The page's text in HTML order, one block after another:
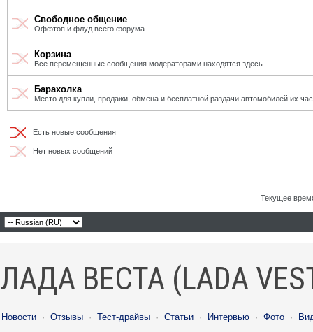
Свободное общение
Оффтоп и флуд всего форума.
Корзина
Все перемещенные сообщения модераторами находятся здесь.
Барахолка
Место для купли, продажи, обмена и бесплатной раздачи автомобилей их
Есть новые сообщения
Нет новых сообщений
Текущее
ЛАДА ВЕСТА (LADA
Новости · Отзывы · Тест-драйвы · Статьи · Интервью · Фото ·